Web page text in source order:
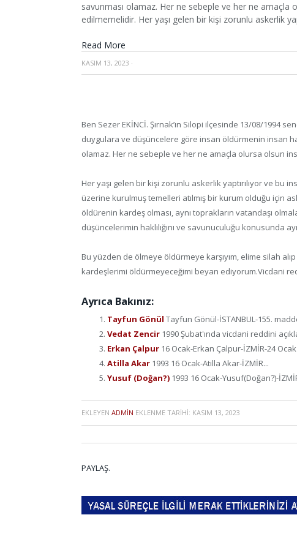
savunması olamaz. Her ne sebeple ve her ne amaçla
edilmemelidir. Her yaşı gelen bir kişi zorunlu askerlik
Read More
KASIM 13, 2023 ·
Ben Sezer EKİNCİ. Şırnak’ın Silopi ilçesinde 13/08/1994
duygulara ve düşüncelere göre insan öldürmenin insan
olamaz. Her ne sebeple ve her ne amaçla olursa olsun
Her yaşı gelen bir kişi zorunlu askerlik yaptırılıyor ve bu
üzerine kurulmuş temelleri atılmış bir kurum olduğu için
öldürenin kardeş olması, aynı toprakların vatandaşı
düşüncelerimin haklılığını ve savunuculuğu konusunda
Bu yüzden de ölmeye öldürmeye karşıyım, elime silah
kardeşlerimi öldürmeyeceğimi beyan ediyorum.Vicdani
Ayrıca Bakınız:
Tayfun Gönül Tayfun Gönül-İSTANBUL-155.
Vedat Zencir 1990 Şubat'ında vicdani reddini
Erkan Çalpur 16 Ocak-Erkan Çalpur-İZMİR-24
Atilla Akar 1993 16 Ocak-Atilla Akar-İZMİR...
Yusuf (Doğan?) 1993 16 Ocak-Yusuf(Doğan?)-
EKLEYEN ADMIN EKLENME TARIHI: KASIM 13, 2023
PAYLAŞ.